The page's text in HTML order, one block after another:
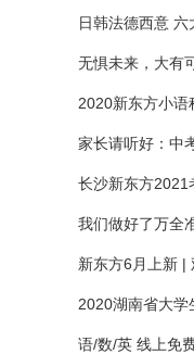
日韩法德西意
无惧未来，大有
2020新东方小语
家长请听好：中
长沙新东方2021
我们做好了万全
新东方6月上新 |
2020湖南省大学
语/数/英 线上免